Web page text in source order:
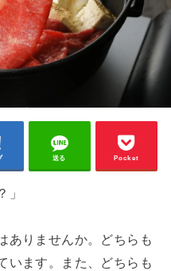
送る Pocket
」
ありませんか。どちらも
います。また、どちらも